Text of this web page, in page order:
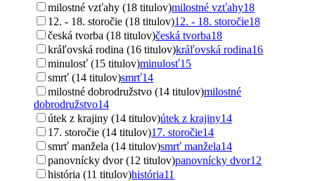
milostné vzťahy (18 titulov)milostné vzťahy18
12. - 18. storočie (18 titulov)12. - 18. storočie18
česká tvorba (18 titulov)česká tvorba18
kráľovská rodina (16 titulov)kráľovská rodina16
minulosť (15 titulov)minulosť15
smrť (14 titulov)smrť14
milostné dobrodružstvo (14 titulov)milostné
dobrodružstvo14
útek z krajiny (14 titulov)útek z krajiny14
17. storočie (14 titulov)17. storočie14
smrť manžela (14 titulov)smrť manžela14
panovnícky dvor (12 titulov)panovnícky dvor12
história (11 titulov)história11